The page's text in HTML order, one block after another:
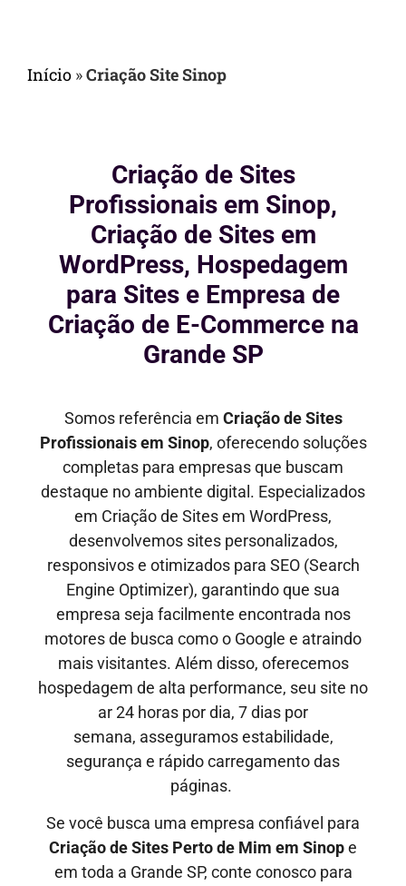
Início »Criação Site Sinop
Criação de Sites
Profissionais em Sinop,
Criação de Sites em
WordPress, Hospedagem
para Sites e Empresa de
Criação de E-Commerce na
Grande SP
Somos referência em Criação de Sites
Profissionais em Sinop, oferecendo soluções
completas para empresas que buscam
destaque no ambiente digital. Especializados
em Criação de Sites em WordPress,
desenvolvemos sites personalizados,
responsivos e otimizados para SEO (Search
Engine Optimizer), garantindo que sua
empresa seja facilmente encontrada nos
motores de busca como o Google e atraindo
mais visitantes. Além disso, oferecemos
hospedagem de alta performance, seu site no
ar24 horas por dia, 7 dias por
semana, asseguramos estabilidade,
segurança e rápido carregamento das
páginas.
Se você busca uma empresa confiável para
Criação de Sites Perto de Mim em Sinope
em toda a Grande SP, conte conosco para